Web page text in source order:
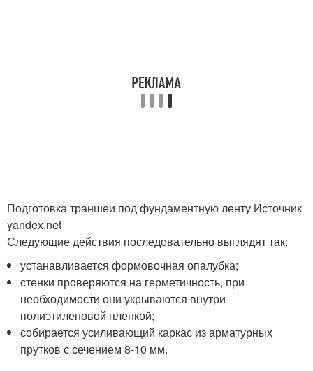
Подготовка траншеи под фундаментную ленту Источник
yandex.net
Следующие действия последовательно выглядят так:
устанавливается формовочная опалубка;
стенки проверяются на герметичность, при
необходимости они укрываются внутри
полиэтиленовой пленкой;
собирается усиливающий каркас из арматурных
прутков с сечением 8-10 мм.